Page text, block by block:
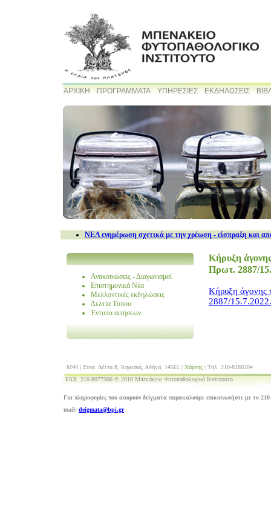
ΑΡΧΙΚΗ ΠΡΟΓΡΑΜΜΑΤΑ ΥΠΗΡΕΣΙΕΣ ΕΚΔΗΛΩΣΕΙΣ
NEA ενημέρωση σχετικά με την χρέωση - είσπραξη και
Ανακοινώσεις - Διαγωνισμοί
Επιστημονικά Νέα
Μελλοντικές εκδηλώσεις
Δελτία Τύπου
Έντυπα αιτήσεων
Κήρυξη
Πρωτ. 2887/
Κήρυξη άγονης
2887/15.7.2022.
ΜΦΙ | Στεφ. Δέλτα 8, Κηφισιά, Αθήνα, 14561 | Χάρτης | Τηλ. 210-8180204
FAX. 210-8077506 © 2010 Μπενάκειο Φυτοπαθολογικό Ινστιτούτο
Για πληροφορίες που αφορούν δείγματα παρακαλούμε επικοινωνήστε με το
mail: deigmata@bpi.gr